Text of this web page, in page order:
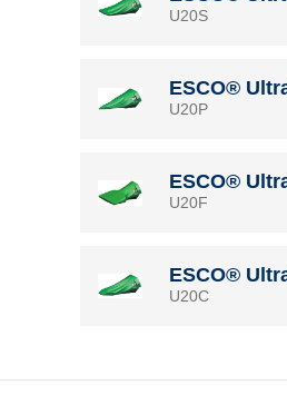
U20S
ESCO®
U20P
ESCO®
U20F
ESCO®
U20C